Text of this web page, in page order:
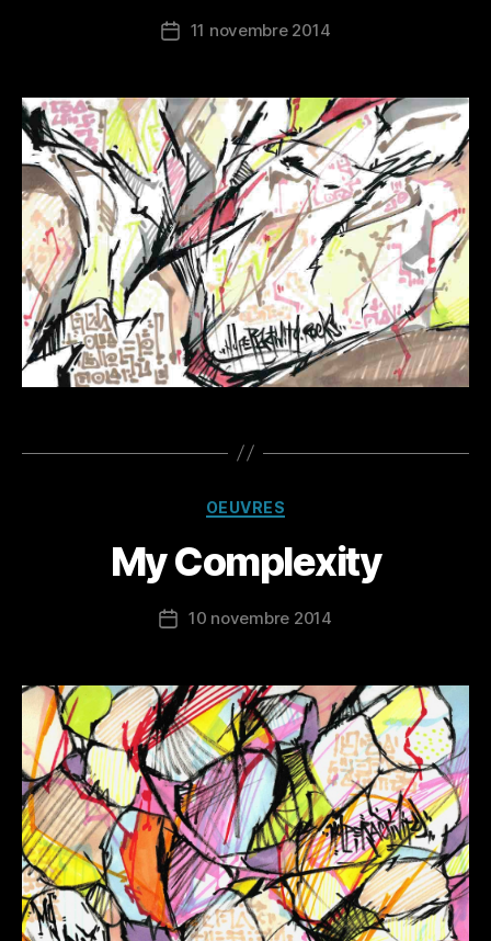
Date11 novembre 2014
Catégories
OEUVRES
My Complexity
Date10 novembre 2014